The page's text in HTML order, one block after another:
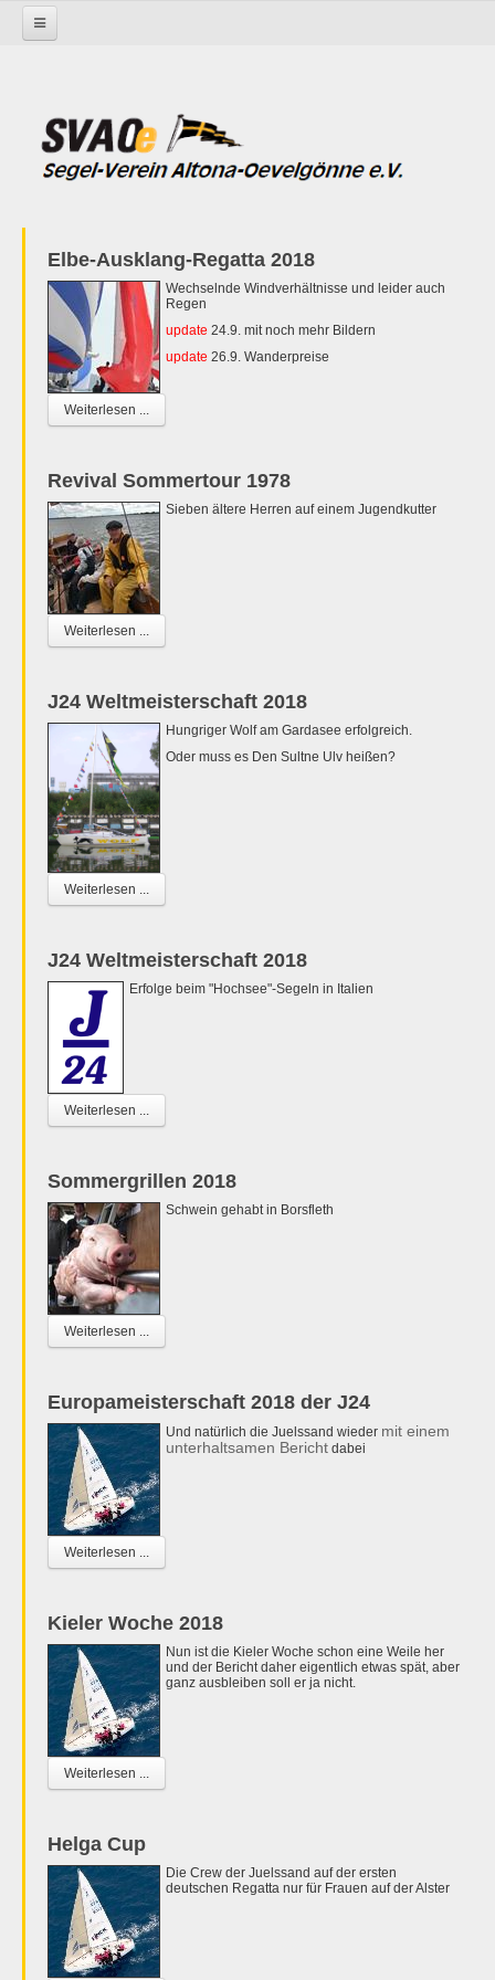
Elbe-Ausklang-Regatta 2018
Wechselnde Windverhältnisse und leider auch
Regen
update 24.9. mit noch mehr Bildern
update 26.9. Wanderpreise
Weiterlesen ...
Revival Sommertour 1978
Sieben ältere Herren auf einem Jugendkutter
Weiterlesen ...
J24 Weltmeisterschaft 2018
Hungriger Wolf am Gardasee erfolgreich.
Oder muss es Den Sultne Ulv heißen?
Weiterlesen ...
J24 Weltmeisterschaft 2018
Erfolge beim "Hochsee"-Segeln in Italien
Weiterlesen ...
Sommergrillen 2018
Schwein gehabt in Borsfleth
Weiterlesen ...
Europameisterschaft 2018 der J24
Und natürlich die Juelssand wieder mit einem
unterhaltsamen Bericht dabei
Weiterlesen ...
Kieler Woche 2018
Nun ist die Kieler Woche schon eine Weile her
und der Bericht daher eigentlich etwas spät, aber
ganz ausbleiben soll er ja nicht.
Weiterlesen ...
Helga Cup
Die Crew der Juelssand auf der ersten
deutschen Regatta nur für Frauen auf der Alster